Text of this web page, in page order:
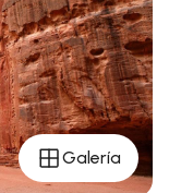
Galería